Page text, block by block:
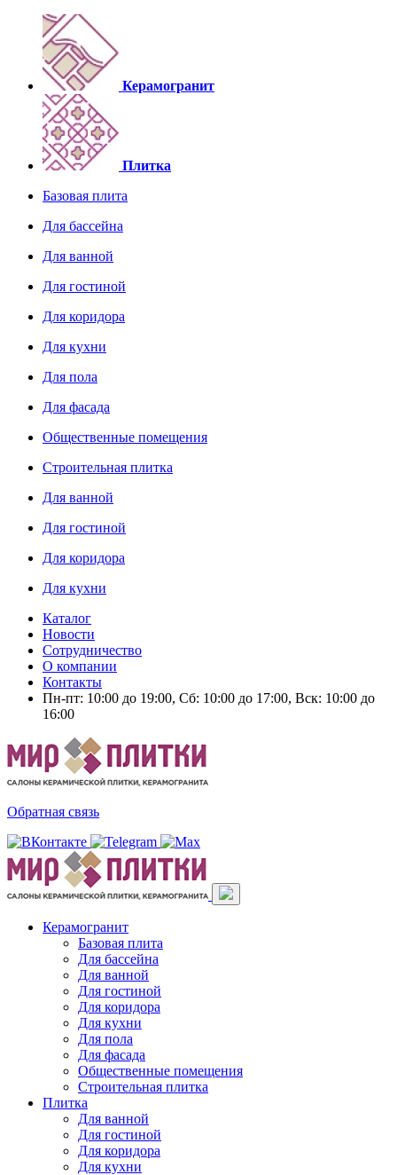
Керамогранит
Плитка
Базовая плита
Для бассейна
Для ванной
Для гостиной
Для коридора
Для кухни
Для пола
Для фасада
Общественные помещения
Строительная плитка
Для ванной
Для гостиной
Для коридора
Для кухни
Каталог
Новости
Сотрудничество
О компании
Контакты
Пн-пт: 10:00 до 19:00, Сб: 10:00 до 17:00, Вск: 10:00 до
16:00
Обратная связь
Керамогранит
Базовая плита
Для бассейна
Для ванной
Для гостиной
Для коридора
Для кухни
Для пола
Для фасада
Общественные помещения
Строительная плитка
Плитка
Для ванной
Для гостиной
Для коридора
Для кухни